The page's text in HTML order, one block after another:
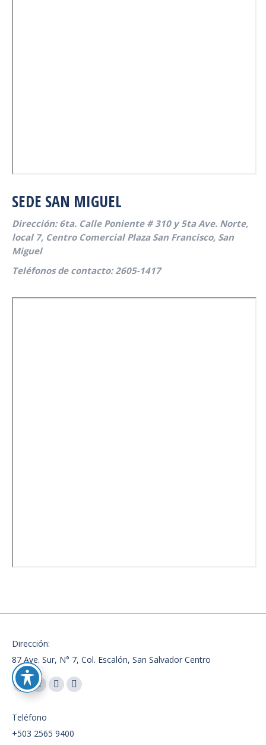
SEDE SAN MIGUEL
Dirección: 6ta. Calle Poniente # 310 y 5ta Ave. Norte,
local 7, Centro Comercial Plaza San Francisco, San
Miguel
Teléfonos de contacto: 2605-1417
Dirección:
87 Ave. Sur, N° 7, Col. Escalón, San Salvador Centro
Encuéntranos en:
Facebook
opens
in
X
opens
in
Instagram
in
Whatsapp
in
Teléfono
+503 2565 9400